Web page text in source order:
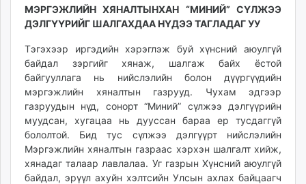
МЭРГЭЖЛИЙН ХЯНАЛТЫНХАН “МИНИЙ” СҮЛЖЭЭ
ДЭЛГҮҮРИЙГ ШАЛГАХДАА НҮДЭЭ ТАГЛАДАГ УУ
Тэгэхээр иргэдийн хэрэглэж буй хүнсний аюулгүй
байдал зэргийг хянаж, шалгаж байх ёстой
байгууллага нь нийслэлийн болон дүүргүүдийн
мэргэжлийн хяналтын газрууд. Чухам эдгээр
газруудын нүд, сонорт “Миний” сүлжээ дэлгүүрийн
муудсан, хугацаа нь дууссан бараа ер тусдаггүй
бололтой. Бид тус сүлжээ дэлгүүрт нийслэлийн
Мэргэжлийн хяналтын газраас хэрхэн шалгалт хийж,
хянадаг талаар лавлалаа. Уг газрын Хүнсний аюулгүй
байдал, эрүүл ахуйн хэлтсийн Улсын ахлах байцаагч